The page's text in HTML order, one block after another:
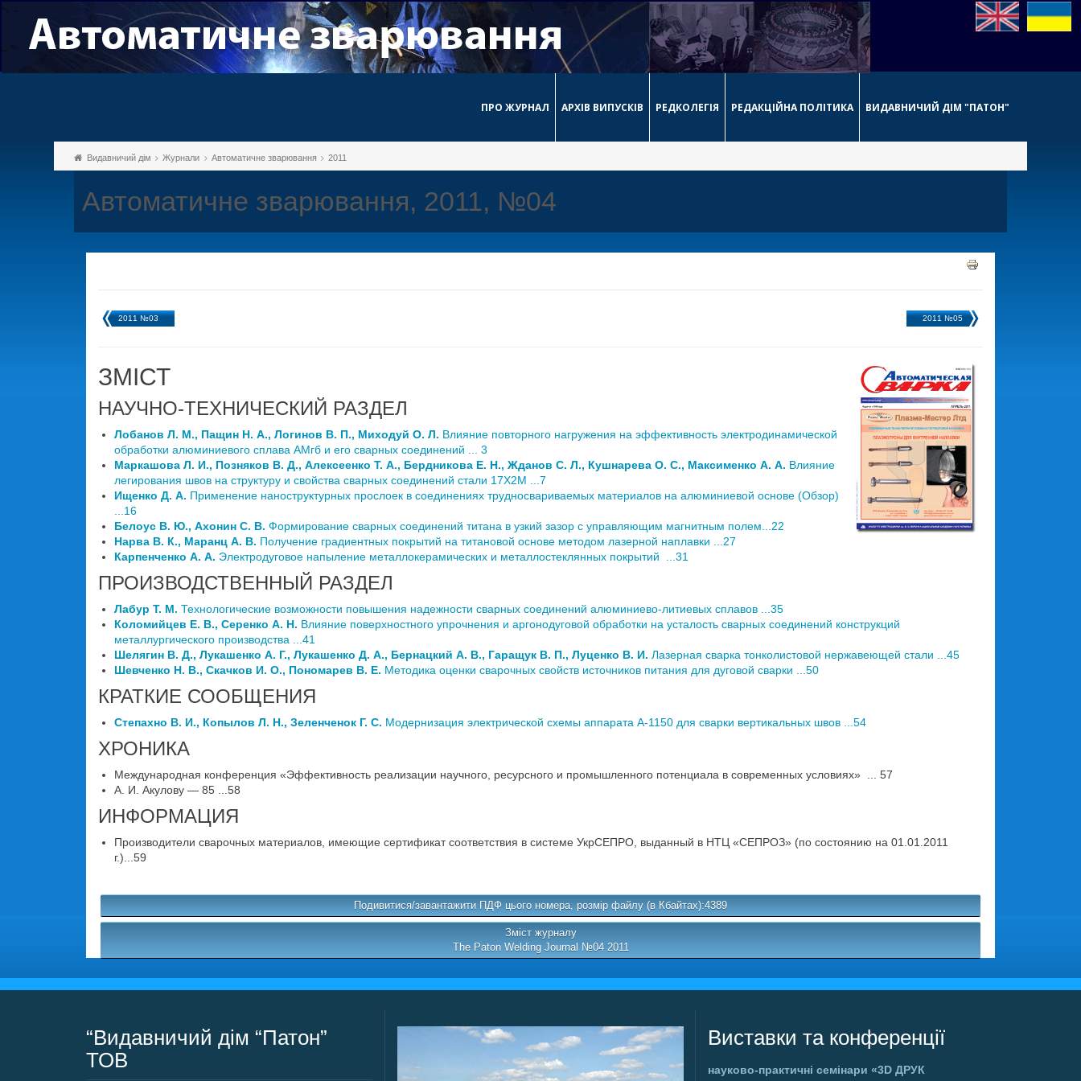
ПРО ЖУРНАЛ АРХІВ ВИПУСКІВ РЕДКОЛЕГІЯ РЕДАКЦІЙНА ПОЛІТИКА ВИДАВНИЧИЙ ДІМ "ПАТОН"
Видавничий дім Журнали Автоматичне зварювання 2011
Автоматичне зварювання, 2011, №04
2011 №03 2011 №05
ЗМІСТ
НАУЧНО-ТЕХНИЧЕСКИЙ РАЗДЕЛ
Лобанов Л. М., Пащин Н. А., Логинов В. П., Миходуй О. Л. Влияние повторного нагружения на эффективность электродинамической
обработки алюминиевого сплава АМгб и его сварных соединений ... 3
Маркашова Л. И., Позняков В. Д., Алексеенко Т. А., Бердникова Е. Н., Жданов С. Л., Кушнарева О. С., Максименко А. А. Влияние
легирования швов на структуру и свойства сварных соединений стали 17Х2М ...7
Ищенко Д. А. Применение наноструктурных прослоек в соединениях трудносвариваемых материалов на алюминиевой основе (Обзор)
...16
Белоус В. Ю., Ахонин С. В. Формирование сварных соединений титана в узкий зазор с управляющим магнитным полем...22
Нарва В. К., Маранц А. В. Получение градиентных покрытий на титановой основе методом лазерной наплавки ...27
Карпенченко А. А. Электродуговое напыление металлокерамических и металлостеклянных покрытий ...31
ПРОИЗВОДСТВЕННЫЙ РАЗДЕЛ
Лабур Т. М. Технологические возможности повышения надежности сварных соединений алюминиево-литиевых сплавов ...35
Коломийцев Е. В., Серенко А. Н. Влияние поверхностного упрочнения и аргонодуговой обработки на усталость сварных соединений конструкций
металлургического производства ...41
Шелягин В. Д., Лукашенко А. Г., Лукашенко Д. А., Бернацкий А. В., Гаращук В. П., Луценко В. И. Лазерная сварка тонколистовой нержавеющей стали ...45
Шевченко Н. В., Скачков И. О., Пономарев В. Е. Методика оценки сварочных свойств источников питания для дуговой сварки ...50
КРАТКИЕ СООБЩЕНИЯ
Степахно В. И., Копылов Л. Н., Зеленченок Г. С. Модернизация электрической схемы аппарата А-1150 для сварки вертикальных швов ...54
ХРОНИКА
Международная конференция «Эффективность реализации научного, ресурсного и промышленного потенциала в современных условиях» ... 57
А. И. Акулову — 85 ...58
ИНФОРМАЦИЯ
Производители сварочных материалов, имеющие сертификат соответствия в системе УкрСЕПРО, выданный в НТЦ «СЕПРОЗ» (по состоянию на 01.01.2011
г.)...59
Подивитися/завантажити ПДФ цього номера, розмір файлу (в Кбайтах):4389
Зміст журналу
The Paton Welding Journal №04 2011
“Видавничий дім “Патон”
ТОВ
Виставки та конференції
науково-практичні семінари«3D ДРУК